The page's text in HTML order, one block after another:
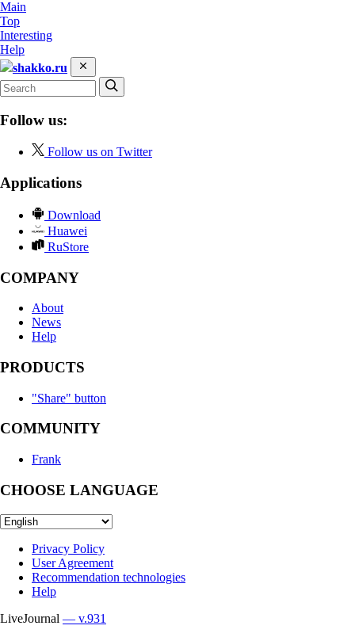
Main
Top
Interesting
Help
shakko.ru
Follow us:
Follow us on Twitter
Applications
Download
Huawei
RuStore
COMPANY
About
News
Help
PRODUCTS
"Share" button
COMMUNITY
Frank
CHOOSE LANGUAGE
Privacy Policy
User Agreement
Recommendation technologies
Help
LiveJournal — v.931